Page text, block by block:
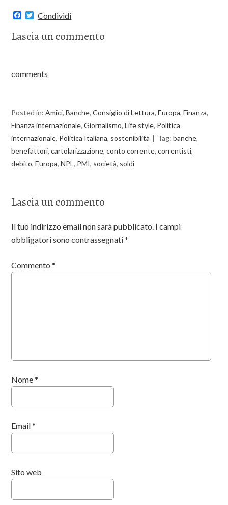
F
e
k
T
w
t
Condividi
Lascia un commento
comments
Posted in:Amici,Banche,Consiglio di Lettura,Europa,Finanza,
Finanza internazionale,Giornalismo,Life style, Politica
internazionale, Politica Italiana, sostenibilità Tag:banche,
benefattori,cartolarizzazione,conto corrente,correntisti,
debito,Europa,NPL, PMI, società, soldi
Lascia un commento
Il tuo indirizzo email non sarà pubblicato. I campi
obbligatori sono contrassegnati*
Commento*
Nome*
Email*
Sito web